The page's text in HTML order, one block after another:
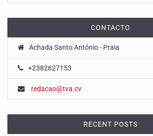
CONTACTO
Achada Santo António - Praia
+2382627153
redacao@tva.cv
RECENT POSTS